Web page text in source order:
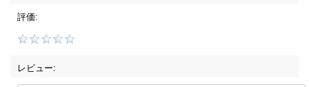
評価:
レビュー: